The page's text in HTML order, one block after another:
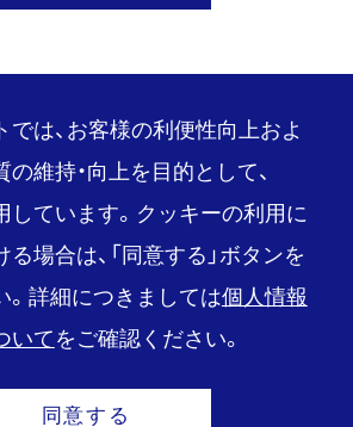
条件
人情報基本方針
ENGINEERING Inc.
PAGE TOP
では、お客様の利便性向上およ
維持・向上を目的として、
しています。クッキーの利用に
場合は、「同意する」ボタンを
。詳細につきましては個人情報
いてをご確認ください。
同意する